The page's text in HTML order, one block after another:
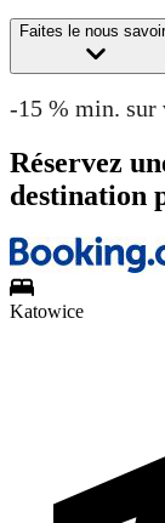
Faites le nous
-15 % min. sur
Réservez
destination
Katowice